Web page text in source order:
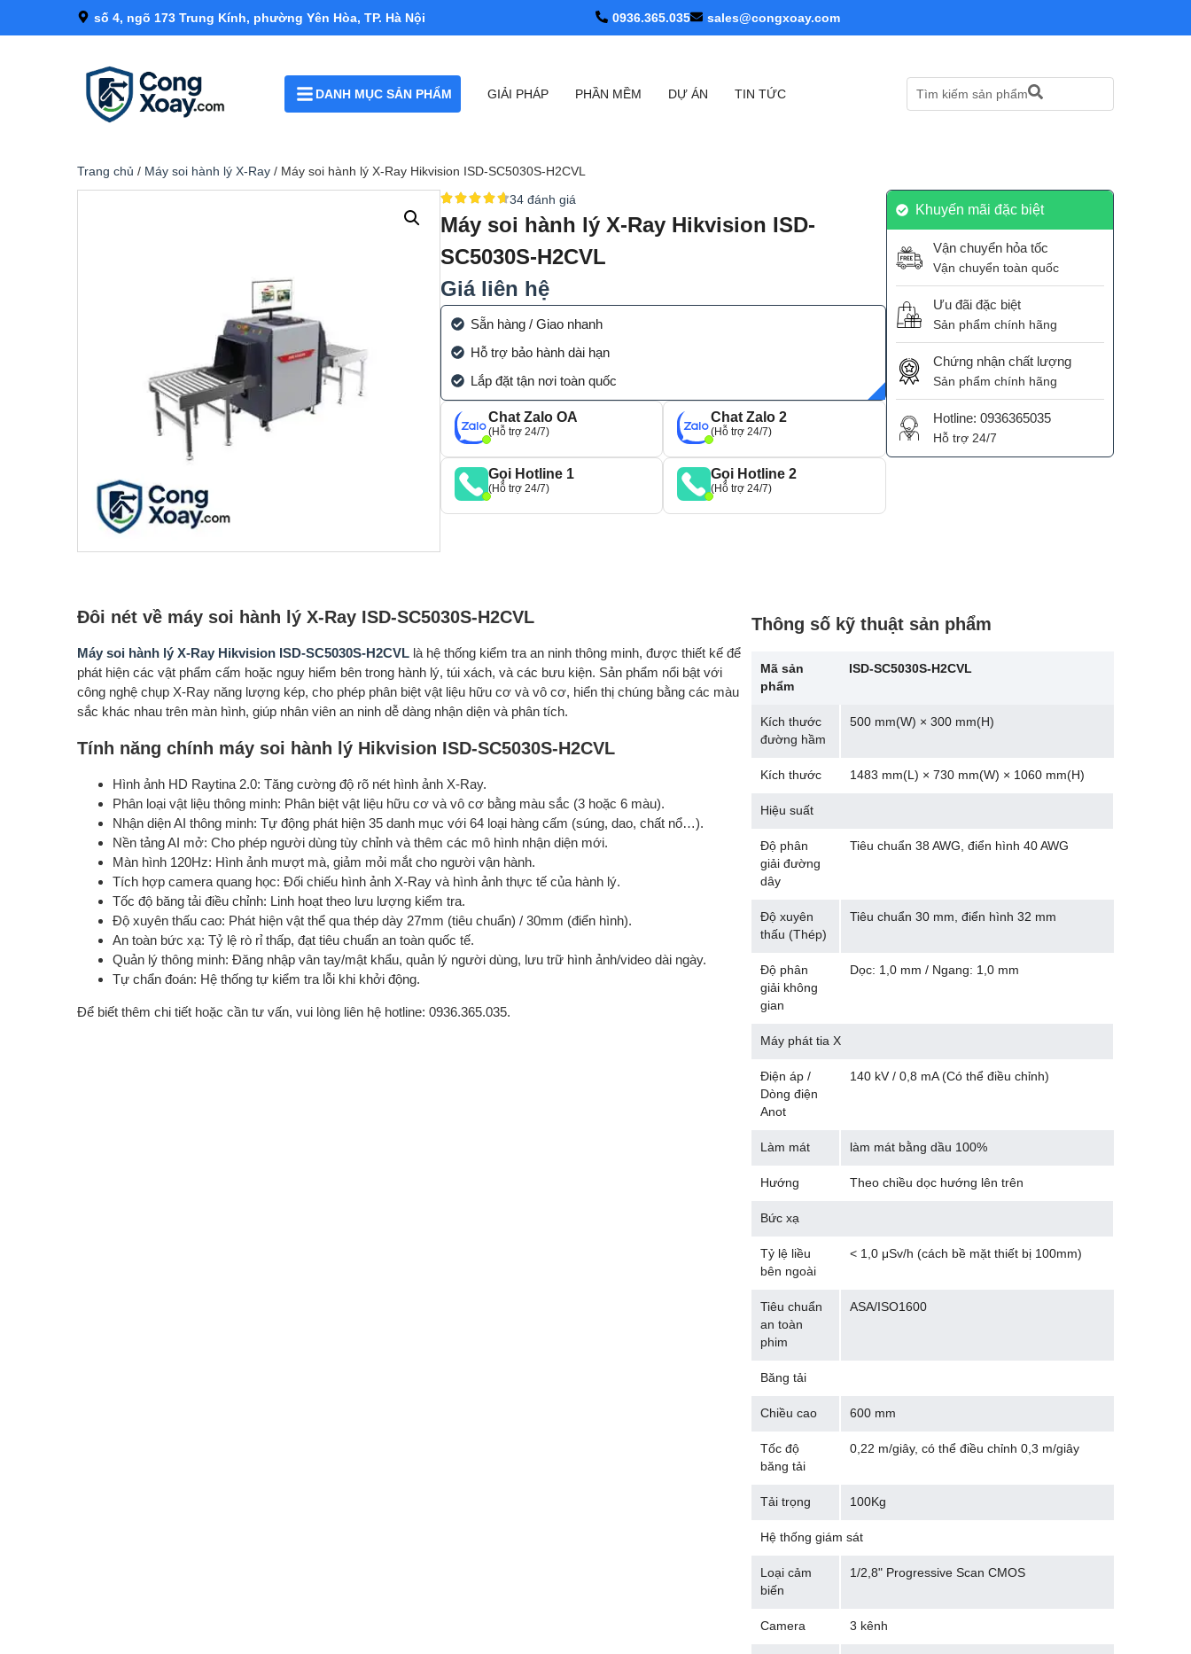
số 4, ngõ 173 Trung Kính, phường Yên Hòa, TP. Hà Nội 0936.365.035 sales@congxoay.com
DANH MỤC SẢN PHẨM GIẢI PHÁP PHẦN MỀM DỰ ÁN TIN TỨC Tìm kiếm sản phẩm
Trang chủ / Máy soi hành lý X-Ray / Máy soi hành lý X-Ray Hikvision ISD-SC5030S-H2CVL
34 đánh giá
Máy soi hành lý X-Ray Hikvision ISD-
SC5030S-H2CVL
Giá liên hệ
Sẵn hàng / Giao nhanh
Hỗ trợ bảo hành dài hạn
Lắp đặt tận nơi toàn quốc
Chat Zalo OA
(Hỗ trợ 24/7)
Chat Zalo 2
(Hỗ trợ 24/7)
Gọi Hotline 1
(Hỗ trợ 24/7)
Gọi Hotline 2
(Hỗ trợ 24/7)
Khuyến mãi đặc biệt
Vận chuyển hỏa tốc
Vận chuyển toàn quốc
Ưu đãi đặc biệt
Sản phẩm chính hãng
Chứng nhận chất lượng
Sản phẩm chính hãng
Hotline: 0936365035
Hỗ trợ 24/7
Đôi nét về máy soi hành lý X-Ray ISD-SC5030S-H2CVL
Máy soi hành lý X-Ray Hikvision ISD-SC5030S-H2CVL là hệ thống kiểm tra an ninh thông minh, được thiết kế để
phát hiện các vật phẩm cấm hoặc nguy hiểm bên trong hành lý, túi xách, và các bưu kiện. Sản phẩm nổi bật với
công nghệ chụp X-Ray năng lượng kép, cho phép phân biệt vật liệu hữu cơ và vô cơ, hiển thị chúng bằng các màu
sắc khác nhau trên màn hình, giúp nhân viên an ninh dễ dàng nhận diện và phân tích.
Tính năng chính máy soi hành lý Hikvision ISD-SC5030S-H2CVL
Hình ảnh HD Raytina 2.0: Tăng cường độ rõ nét hình ảnh X-Ray.
Phân loại vật liệu thông minh: Phân biệt vật liệu hữu cơ và vô cơ bằng màu sắc (3 hoặc 6 màu).
Nhận diện AI thông minh: Tự động phát hiện 35 danh mục với 64 loại hàng cấm (súng, dao, chất nổ…).
Nền tảng AI mở: Cho phép người dùng tùy chỉnh và thêm các mô hình nhận diện mới.
Màn hình 120Hz: Hình ảnh mượt mà, giảm mỏi mắt cho người vận hành.
Tích hợp camera quang học: Đối chiếu hình ảnh X-Ray và hình ảnh thực tế của hành lý.
Tốc độ băng tải điều chỉnh: Linh hoạt theo lưu lượng kiểm tra.
Độ xuyên thấu cao: Phát hiện vật thể qua thép dày 27mm (tiêu chuẩn) / 30mm (điển hình).
An toàn bức xạ: Tỷ lệ rò rỉ thấp, đạt tiêu chuẩn an toàn quốc tế.
Quản lý thông minh: Đăng nhập vân tay/mật khẩu, quản lý người dùng, lưu trữ hình ảnh/video dài ngày.
Tự chẩn đoán: Hệ thống tự kiểm tra lỗi khi khởi động.
Để biết thêm chi tiết hoặc cần tư vấn, vui lòng liên hệ hotline: 0936.365.035.
Thông số kỹ thuật sản phẩm
Mã sản
phẩm
ISD-SC5030S-H2CVL
Kích thước
đường hầm
500 mm(W) × 300 mm(H)
Kích thước 1483 mm(L) × 730 mm(W) × 1060 mm(H)
Hiệu suất
Độ phân
giải đường
dây
Tiêu chuẩn 38 AWG, điển hình 40 AWG
Độ xuyên
thấu (Thép)
Tiêu chuẩn 30 mm, điển hình 32 mm
Độ phân
giải không
gian
Dọc: 1,0 mm / Ngang: 1,0 mm
Máy phát tia X
Điện áp /
Dòng điện
Anot
140 kV / 0,8 mA (Có thể điều chỉnh)
Làm mát làm mát bằng dầu 100%
Hướng Theo chiều dọc hướng lên trên
Bức xạ
Tỷ lệ liều
bên ngoài
< 1,0 μSv/h (cách bề mặt thiết bị 100mm)
Tiêu chuẩn
an toàn
phim
ASA/ISO1600
Băng tải
Chiều cao 600 mm
Tốc độ
băng tải
0,22 m/giây, có thể điều chỉnh 0,3 m/giây
Tải trọng 100Kg
Hệ thống giám sát
Loại cảm
biến
1/2,8" Progressive Scan CMOS
Camera 3 kênh